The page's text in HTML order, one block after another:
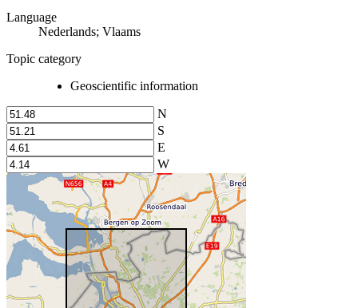
Language
Nederlands; Vlaams
Topic category
Geoscientific information
N
S
E
W